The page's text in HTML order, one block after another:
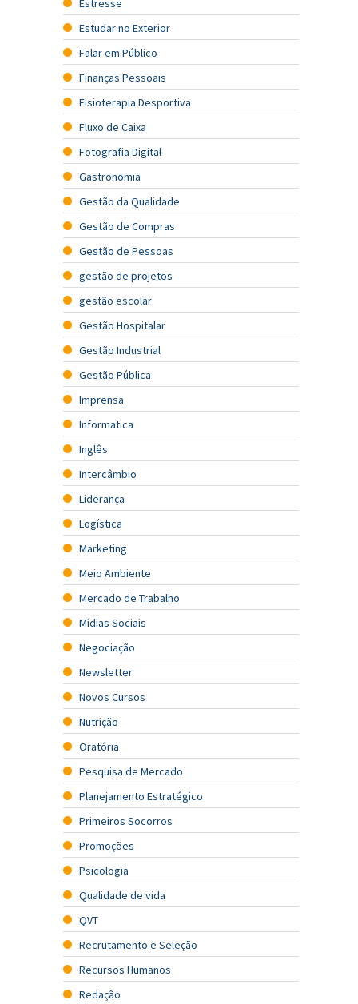
Estresse
Estudar no Exterior
Falar em Público
Finanças Pessoais
Fisioterapia Desportiva
Fluxo de Caixa
Fotografia Digital
Gastronomia
Gestão da Qualidade
Gestão de Compras
Gestão de Pessoas
gestão de projetos
gestão escolar
Gestão Hospitalar
Gestão Industrial
Gestão Pública
Imprensa
Informatica
Inglês
Intercâmbio
Liderança
Logística
Marketing
Meio Ambiente
Mercado de Trabalho
Mídias Sociais
Negociação
Newsletter
Novos Cursos
Nutrição
Oratória
Pesquisa de Mercado
Planejamento Estratégico
Primeiros Socorros
Promoções
Psicologia
Qualidade de vida
QVT
Recrutamento e Seleção
Recursos Humanos
Redação